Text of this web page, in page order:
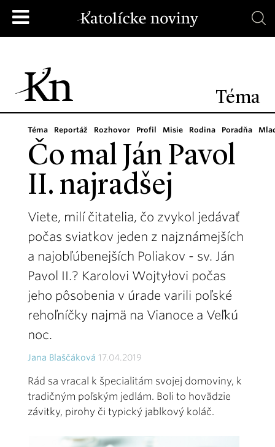
Téma
Téma Reportáž Rozhovor Profil Misie Rodina Poradňa
Čo mal Ján Pavol
II. najradšej
Viete, milí čitatelia, čo zvykol jedávať
počas sviatkov jeden z najznámejších
a najobľúbenejších Poliakov - sv. Ján
Pavol II.? Karolovi Wojtyłovi počas
jeho pôsobenia v úrade varili poľské
rehoľníčky najmä na Vianoce a Veľkú
noc.
Jana Blaščáková 17.04.2019
Rád sa vracal k špecialitám svojej domoviny, k
tradičným poľským jedlám. Boli to hovädzie
závitky, pirohy či typický jablkový koláč.